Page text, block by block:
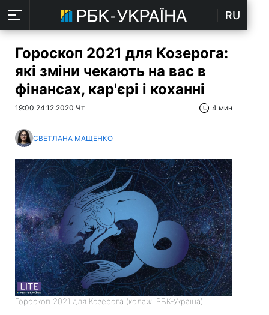
RU
Гороскоп 2021 для Козерога:
які зміни чекають на вас в
фінансах, кар'єрі і коханні
19:00 24.12.2020 Чт 4 мин
СВЕТЛАНА МАЩЕНКО
Гороскоп 2021 для Козерога (колаж: РБК-Україна)